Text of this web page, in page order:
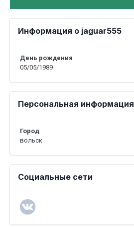
Информация о jaguar555
День рождения
05/05/1989
Персональная информация
Город
вольск
Социальные сети